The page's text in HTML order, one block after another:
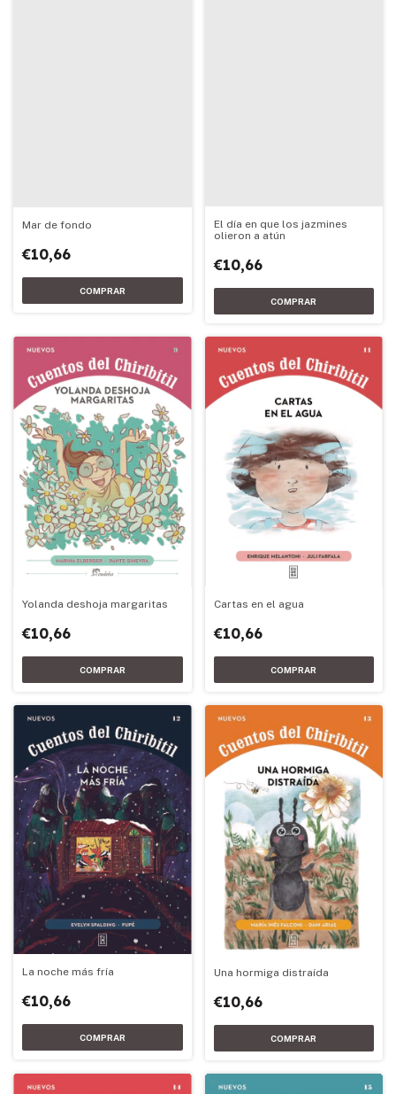
Mar de fondo
€10,66
El día en que los jazmines
olieron a atún
€10,66
Yolanda deshoja margaritas
€10,66
Cartas en el agua
€10,66
La noche más fría
€10,66
Una hormiga distraída
€10,66